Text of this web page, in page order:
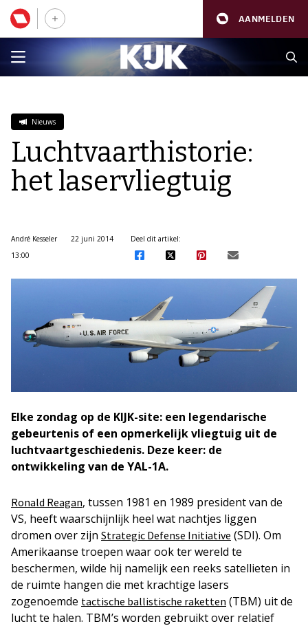
AANMELDEN
Nieuws
Luchtvaarthistorie:
het laservliegtuig
André Kesseler
22 juni 2014
13:00
Deel dit artikel:
Elke zondag op de KIJK-site: een legendarische
gebeurtenis of een opmerkelijk vliegtuig uit de
luchtvaartgeschiedenis. Deze keer: de
ontwikkeling van de YAL-1A.
Ronald Reagan, tussen 1981 en 1989 president van de
VS, heeft waarschijnlijk heel wat nachtjes liggen
dromen over zijn Strategic Defense Initiative (SDI). Om
Amerikaanse troepen waar ook ter wereld te
beschermen, wilde hij namelijk een reeks satellieten in
de ruimte hangen die met krachtige lasers
zogenoemde tactische ballistische raketten (TBM) uit de
lucht te halen. TBM’s worden gebruikt over relatief